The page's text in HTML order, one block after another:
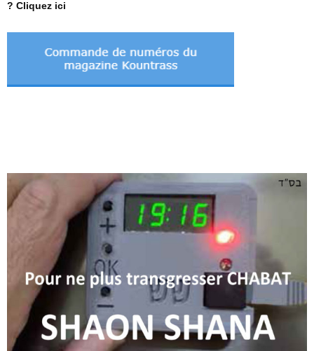
? Cliquez ici